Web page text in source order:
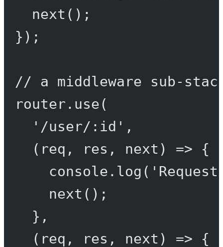
next ();
});
// a middleware sub-
router. use(
'/user/:id' ,
( req , res , next ) => {
console. log (
next ();
},
( req , res , next ) => {